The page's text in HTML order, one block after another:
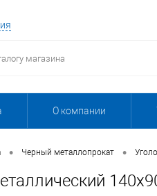
О компании
• Черный металлопрокат •